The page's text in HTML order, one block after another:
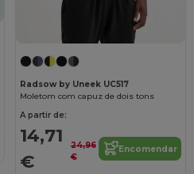
Radsow by Uneek UC517
Moletom com capuz de dois tons
A partir de:
14,71
€
24,96
€
Encomendar